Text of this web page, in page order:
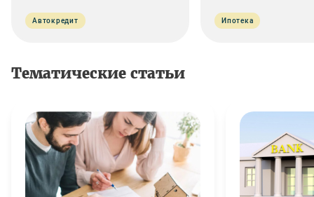
Автокредит Ипотека
Тематические статьи